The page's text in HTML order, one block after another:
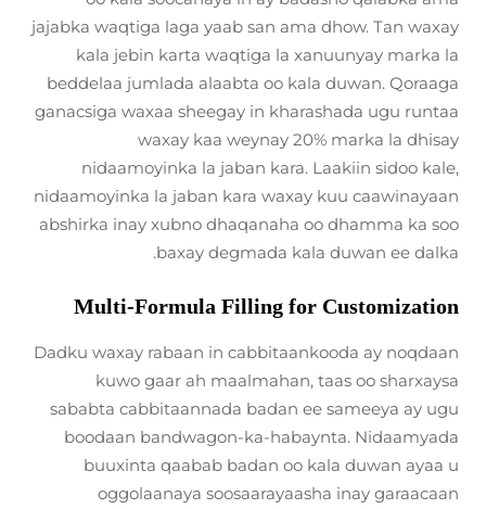
jajabka waqtiga laga yaab san ama dhow. Tan waxay
kala jebin karta waqtiga la xanuunyay marka la
beddelaa jumlada alaabta oo kala duwan. Qoraaga
ganacsiga waxaa sheegay in kharashada ugu runtaa
waxay kaa weynay 20% marka la dhisay
nidaamoyinka la jaban kara. Laakiin sidoo kale,
nidaamoyinka la jaban kara waxay kuu caawinayaan
abshirka inay xubno dhaqanaha oo dhamma ka soo
baxay degmada kala duwan ee dalka.
Multi-Formula Filling for Customization
Dadku waxay rabaan in cabbitaankooda ay noqdaan
kuwo gaar ah maalmahan, taas oo sharxaysa
sababta cabbitaannada badan ee sameeya ay ugu
boodaan bandwagon-ka-habaynta. Nidaamyada
buuxinta qaabab badan oo kala duwan ayaa u
oggolaanaya soosaarayaasha inay garaacaan